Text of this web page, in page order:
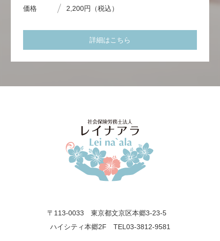
価格
2,200円（税込）
詳細はこちら
〒113-0033 東京都文京区本郷3-23-5
ハイシティ本郷2F TEL03-3812-9581